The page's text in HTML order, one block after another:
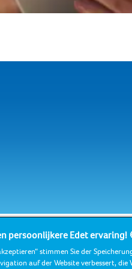
Over
wereldwijd
persoonlijkere Edet ervaring!
stimmen Sie der
auf der Website verbessert, die